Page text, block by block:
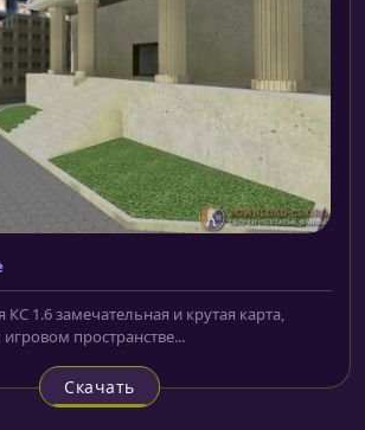
КС 1.6 замечательная и крутая карта,
пространстве...
Скачать